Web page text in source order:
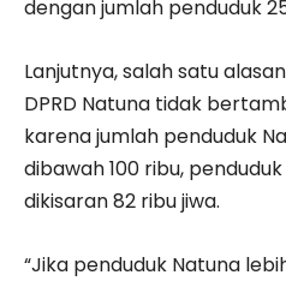
dengan jumlah penduduk
Lanjutnya, salah satu
DPRD Natuna tidak
karena jumlah penduduk
dibawah 100 ribu,
dikisaran 82 ribu jiwa.
“Jika penduduk Natuna